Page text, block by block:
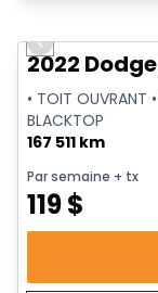
Vidéo disponible
Previous slide
2022
• TOIT OUVRANT
BLACKTOP
167 511 km
Par semaine + tx
119$